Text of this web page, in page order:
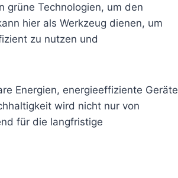
grüne Technologien, um den
hier als Werkzeug dienen, um
zu nutzen und
Energien, energieeffiziente Geräte
wird nicht nur von
für die langfristige